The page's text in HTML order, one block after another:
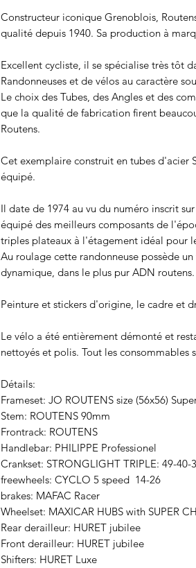
Constructeur iconique Grenoblois,
qualité depuis 1940. Sa production à
Excellent cycliste, il se spécialise très tôt
Randonneuses et de vélos au caractère
Le choix des Tubes, des Angles et des
que la qualité de fabrication firent
Routens.
Cet exemplaire construit en tubes d'acier
équipé.
Il date de 1974 au vu du numéro inscrit
équipé des meilleurs composants de
triples plateaux à l'étagement idéal pour
Au roulage cette randonneuse possède
dynamique, dans le plus pur ADN routens.
Peinture et stickers d'origine, le cadre et
Le vélo a été entièrement démonté et
nettoyés et polis. Tout les consommables
Détails:
Frameset: JO ROUTENS size (56x56)
Stem: ROUTENS 90mm
Frontrack: ROUTENS
Handlebar: PHILIPPE Professionel
Crankset: STRONGLIGHT TRIPLE: 49-40-
freewheels: CYCLO 5 speed 14-26
brakes: MAFAC Racer
Wheelset: MAXICAR HUBS with SUPER
Rear derailleur: HURET jubilee
Front derailleur: HURET jubilee
Shifters: HURET Luxe